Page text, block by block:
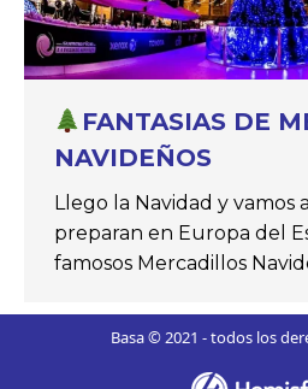
FANTASIAS DE
NAVIDEÑOS
Llego la Navidad y vamos
preparan en Europa del
famosos Mercadillos
Basa © 2021 - todos los